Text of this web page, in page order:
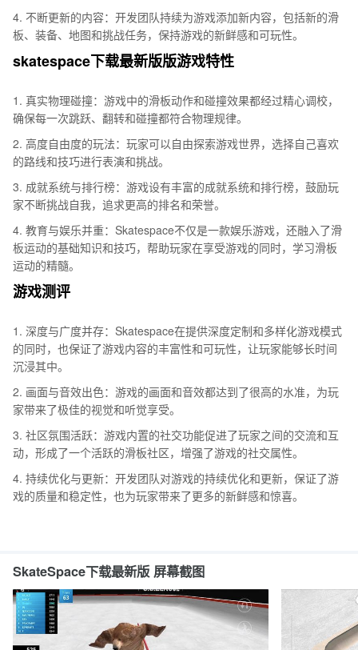
4. 不断更新的内容：开发团队持续为游戏添加新内容，包括新的滑
板、装备、地图和挑战任务，保持游戏的新鲜感和可玩性。
skatespace下载最新版版游戏特性
1. 真实物理碰撞：游戏中的滑板动作和碰撞效果都经过精心调校，
确保每一次跳跃、翻转和碰撞都符合物理规律。
2. 高度自由度的玩法：玩家可以自由探索游戏世界，选择自己喜欢
的路线和技巧进行表演和挑战。
3. 成就系统与排行榜：游戏设有丰富的成就系统和排行榜，鼓励玩
家不断挑战自我，追求更高的排名和荣誉。
4. 教育与娱乐并重：Skatespace不仅是一款娱乐游戏，还融入了滑
板运动的基础知识和技巧，帮助玩家在享受游戏的同时，学习滑板
运动的精髓。
游戏测评
1. 深度与广度并存：Skatespace在提供深度定制和多样化游戏模式
的同时，也保证了游戏内容的丰富性和可玩性，让玩家能够长时间
沉浸其中。
2. 画面与音效出色：游戏的画面和音效都达到了很高的水准，为玩
家带来了极佳的视觉和听觉享受。
3. 社区氛围活跃：游戏内置的社交功能促进了玩家之间的交流和互
动，形成了一个活跃的滑板社区，增强了游戏的社交属性。
4. 持续优化与更新：开发团队对游戏的持续优化和更新，保证了游
戏的质量和稳定性，也为玩家带来了更多的新鲜感和惊喜。
SkateSpace下载最新版 屏幕截图